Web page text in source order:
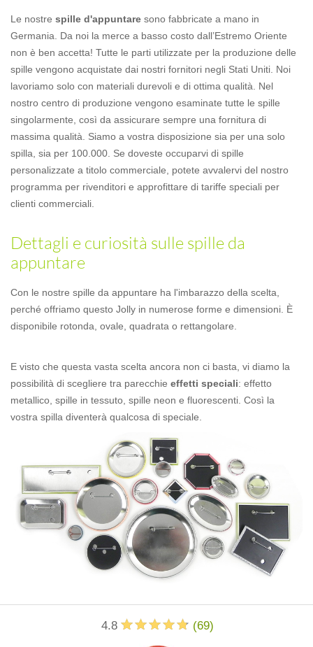
Le nostre spille d'appuntare sono fabbricate a mano in
Germania. Da noi la merce a basso costo dall’Estremo Oriente
non è ben accetta! Tutte le parti utilizzate per la produzione delle
spille vengono acquistate dai nostri fornitori negli Stati Uniti. Noi
lavoriamo solo con materiali durevoli e di ottima qualità. Nel
nostro centro di produzione vengono esaminate tutte le spille
singolarmente, così da assicurare sempre una fornitura di
massima qualità. Siamo a vostra disposizione sia per una solo
spilla, sia per 100.000. Se doveste occuparvi di spille
personalizzate a titolo commerciale, potete avvalervi del nostro
programma per rivenditori e approfittare di tariffe speciali per
clienti commerciali.
Dettagli e curiosità sulle spille da
appuntare
Con le nostre spille da appuntare ha l'imbarazzo della scelta,
perché offriamo questo Jolly in numerose forme e dimensioni. È
disponibile rotonda, ovale, quadrata o rettangolare.
E visto che questa vasta scelta ancora non ci basta, vi diamo la
possibilità di scegliere tra parecchie effetti speciali: effetto
metallico, spille in tessuto, spille neon e fluorescenti. Così la
vostra spilla diventerà qualcosa di speciale.
4.8 (69)